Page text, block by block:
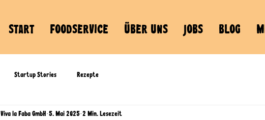
START FOODSERVICE ÜBER UNS JOBS BLOG
Startup Stories Rezepte
Viva la Faba GmbH 5. Mai 2025 2 Min. Lesezeit